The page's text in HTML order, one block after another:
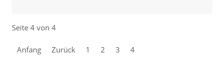
Seite 4 von 4
Anfang Zurück 1 2 3 4